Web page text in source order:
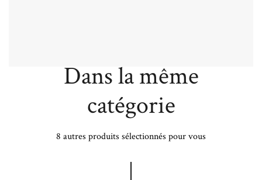
Dans la même
catégorie
8 autres produits sélectionnés pour vous